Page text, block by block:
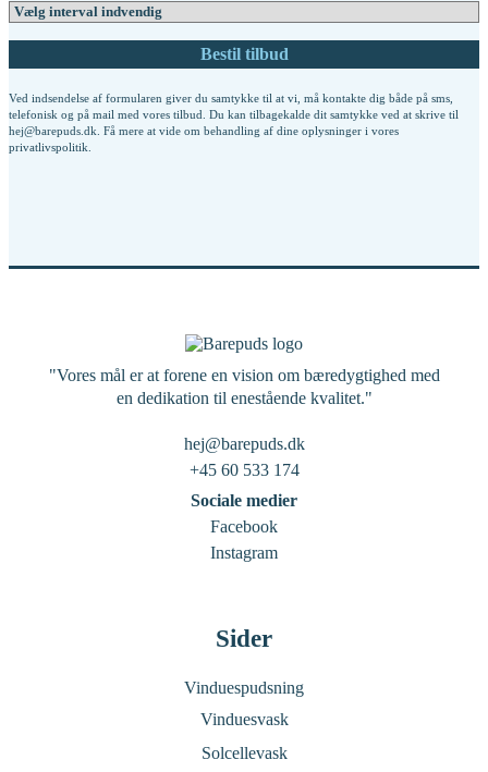
Ved indsendelse af formularen giver du samtykke til at vi, må kontakte dig både på sms,
telefonisk og på mail med vores tilbud. Du kan tilbagekalde dit samtykke ved at skrive til
hej@barepuds.dk. Få mere at vide om behandling af dine oplysninger i vores
privatlivspolitik
"Vores mål er at forene en vision om bæredygtighed med
en dedikation til enestående kvalitet."
hej@barepuds.dk
+45 60 533 174
Sociale medier
Facebook
Instagram
Sider
Vinduespudsning
Vinduesvask
Solcellevask